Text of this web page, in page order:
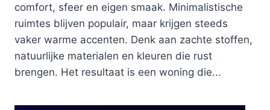
comfort, sfeer en eigen smaak. Minimalistische
ruimtes blijven populair, maar krijgen steeds
vaker warme accenten. Denk aan zachte stoffen,
natuurlijke materialen en kleuren die rust
brengen. Het resultaat is een woning die...